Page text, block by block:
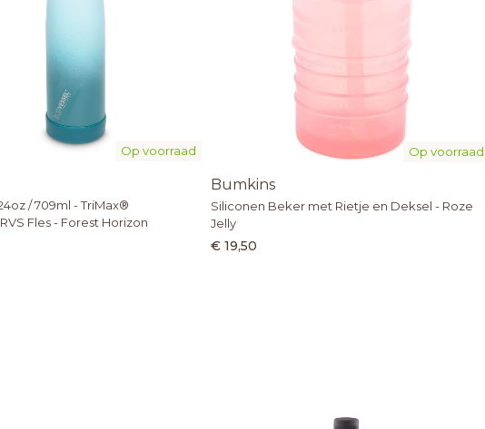
Op voorraad
/ 709ml - TriMax®
Fles - Forest Horizon
Op voorraad
Bumkins
Siliconen Beker met Rietje en Deksel - Roze
Jelly
€ 19,50